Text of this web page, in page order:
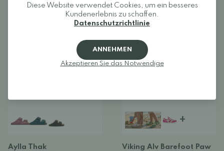
46,75 €55,00 €
55,25 €65,00 €
BARFUSSSCHUH
Aylla Thak
+
NEUHEIT
SALE
Viking Alv Barefoot Paw
Diese Website verwendet Cookies, um ein besseres
Kundenerlebnis zu schaffen.
Datenschutzrichtlinie
ANNEHMEN
Akzeptieren Sie das Notwendige